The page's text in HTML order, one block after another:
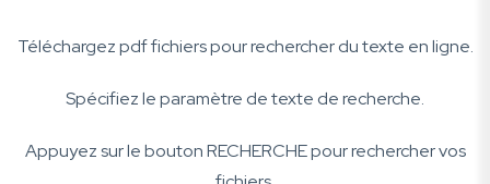
Téléchargez pdf fichiers pour rechercher du texte en ligne.
Spécifiez le paramètre de texte de recherche.
Appuyez sur le bouton RECHERCHE pour rechercher vos